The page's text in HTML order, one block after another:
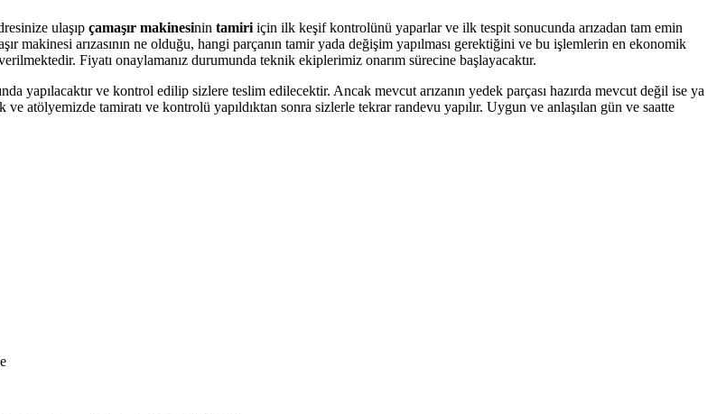
ulaşıp çamaşır makinesinin tamiri için ilk keşif kontrolünü yaparlar ve ilk tespit sonucunda arızadan tam emin
makinesi arızasının ne olduğu, hangi parçanın tamir yada değişim yapılması gerektiğini ve bu işlemlerin en ekonomik
Fiyatı onaylamanız durumunda teknik ekiplerimiz onarım sürecine başlayacaktır.
yapılacaktır ve kontrol edilip sizlere teslim edilecektir. Ancak mevcut arızanın yedek parçası hazırda mevcut değil ise ya
atölyemizde tamiratı ve kontrolü yapıldıktan sonra sizlerle tekrar randevu yapılır. Uygun ve anlaşılan gün ve saatte